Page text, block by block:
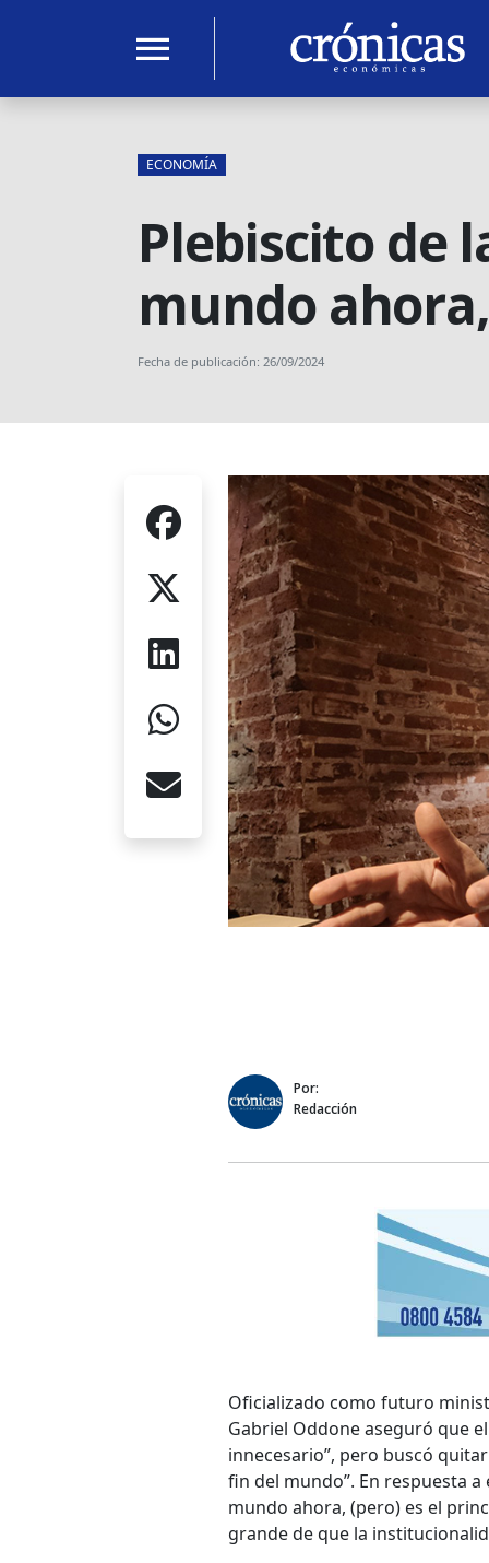
menu
ECONOMÍA
Plebiscito de
mundo
Fecha de publicación: 26/09/2024
Por:
Redacción
Oficializado como futuro
Gabriel Oddone aseguró que
innecesario”, pero buscó
fin del mundo”. En respuesta
mundo ahora, (pero) es el
grande de que la